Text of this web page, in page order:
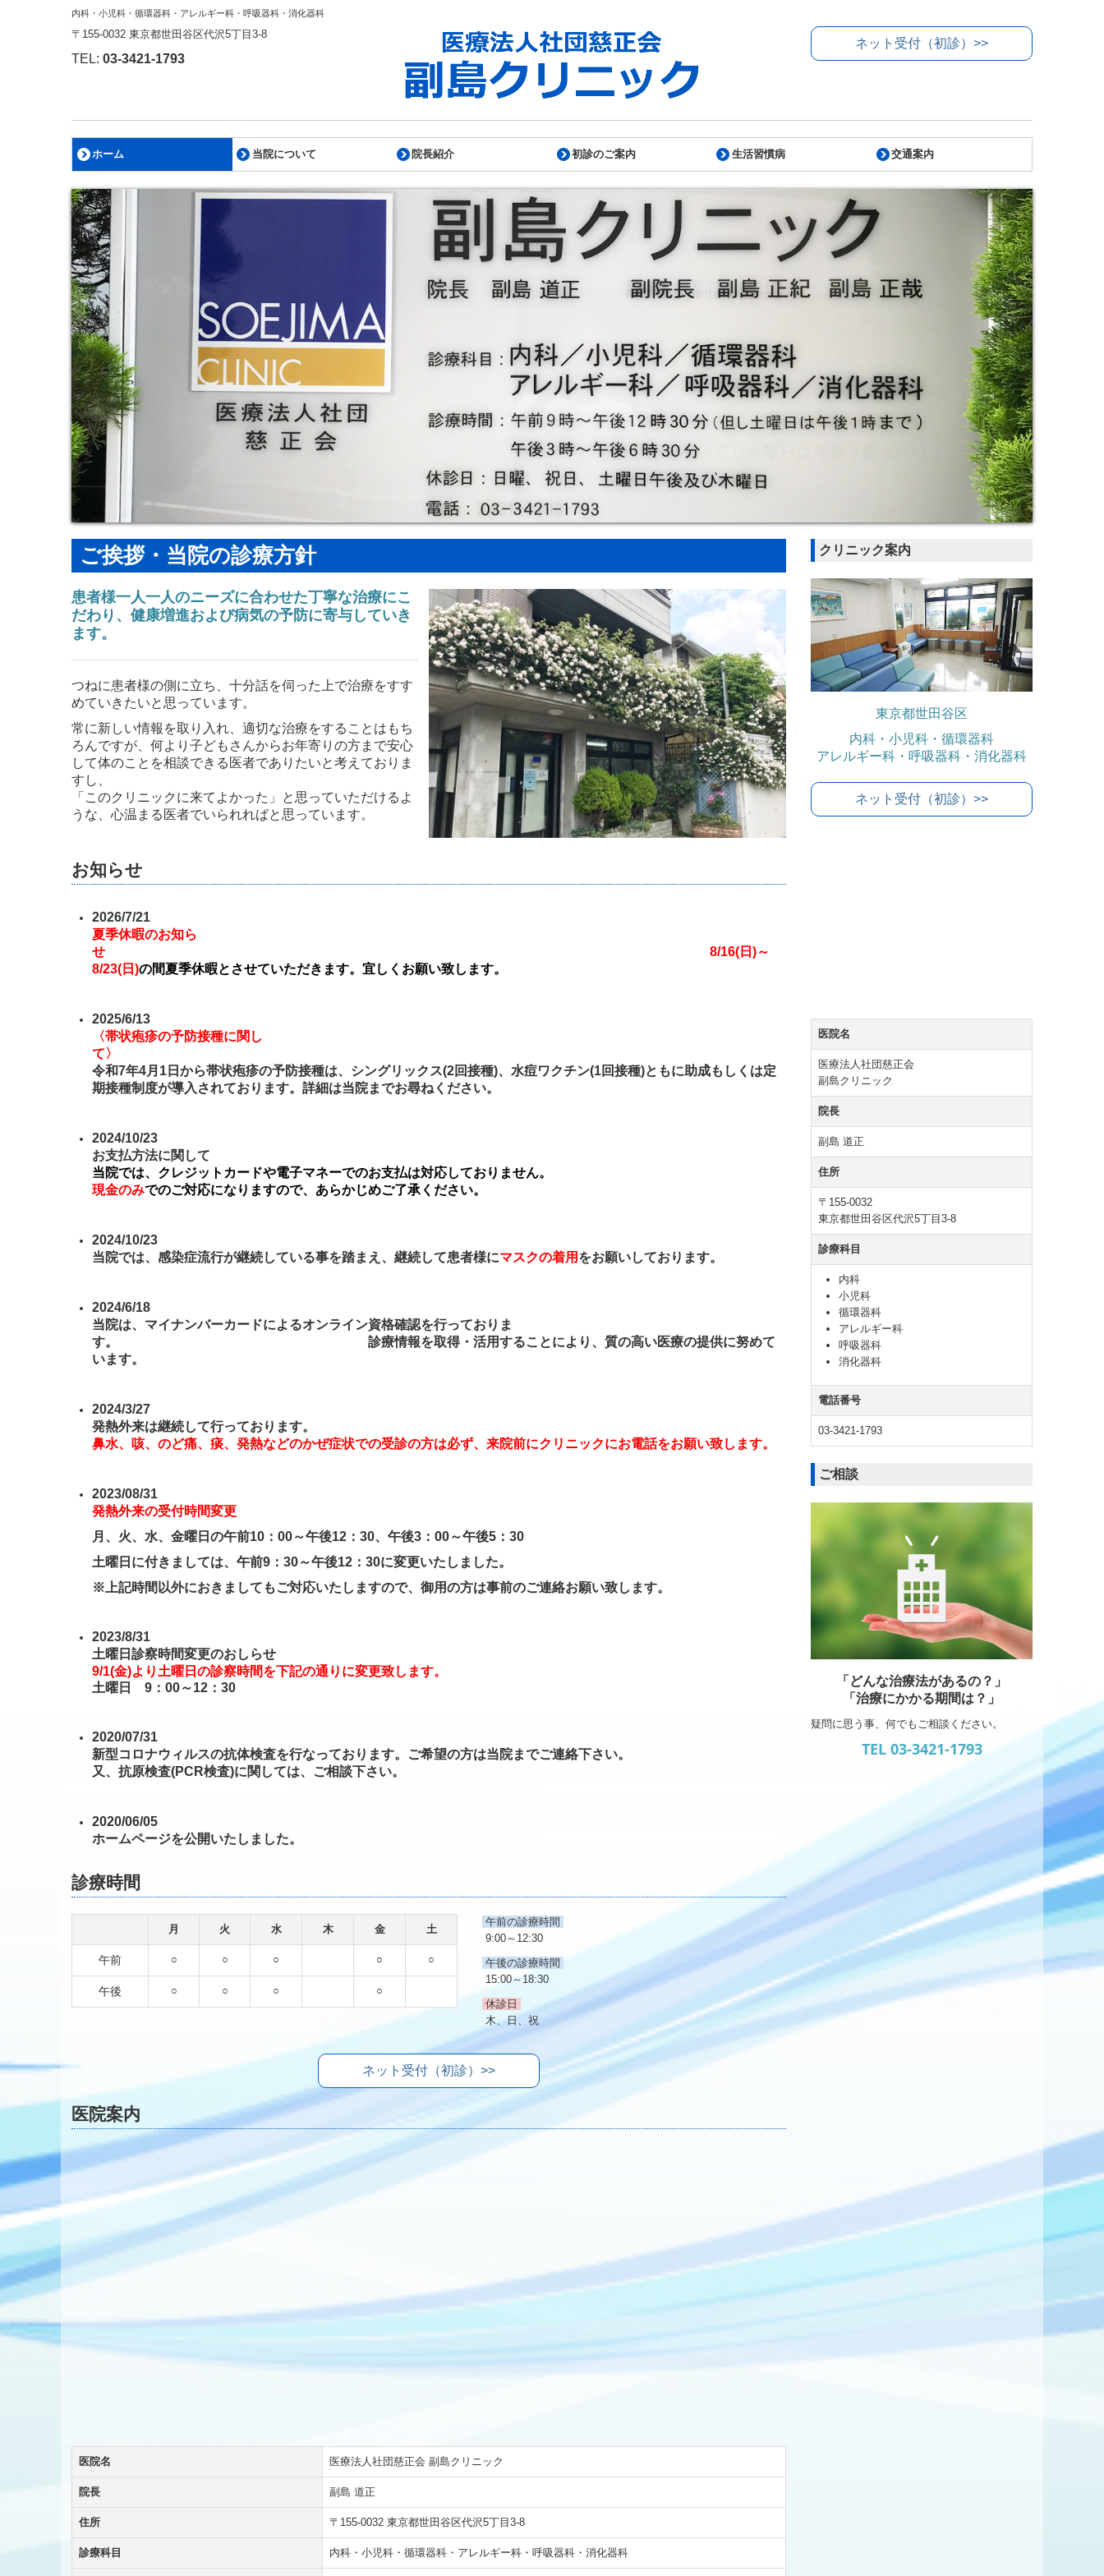
内科・小児科・循環器科・アレルギー科・呼吸器科・消化器科
〒155-0032 東京都世田谷区代沢5丁目3-8
TEL: 03-3421-1793
ネット受付（初診）>>
ホーム 当院について
施設・設備
かかりつけ医として
保険診療における各種加算に関して
自費診療代金
院長紹介 初診のご案内 生活習慣病 交通案内
ご挨拶・当院の診療方針
患者様一人一人のニーズに合わせた丁寧な治療にこ
だわり、健康増進および病気の予防に寄与していき
ます。
つねに患者様の側に立ち、十分話を伺った上で治療をすす
めていきたいと思っています。
常に新しい情報を取り入れ、適切な治療をすることはもち
ろんですが、何より子どもさんからお年寄りの方まで安心
して体のことを相談できる医者でありたいと考えておりま
すし、
「このクリニックに来てよかった」と思っていただけるよ
うな、心温まる医者でいられればと思っています。
お知らせ
2026/7/21
夏季休暇のお知ら
せ 8/16(日)～
8/23(日)の間夏季休暇とさせていただきます。宜しくお願い致します。
2025/6/13
〈帯状疱疹の予防接種に関し
て〉
令和7年4月1日から帯状疱疹の予防接種は、シングリックス(2回接種)、水痘ワクチン(1回接種)ともに助成もしくは定
期接種制度が導入されております。 詳細は当院までお尋ねください。
2024/10/23
お支払方法に関して
当院では、クレジットカードや電子マネーでのお支払は対応しておりません。
現金のみでのご対応になりますので、あらかじめご了承ください。
2024/10/23
当院では、感染症流行が継続している事を踏まえ、継続して患者様にマスクの着用 をお願いしております。
2024/6/18
当院は、マイナンバーカードによるオンライン資格確認を行っておりま
す。 診療情報を取得・活用することにより、質の高い医療の提供に努めて
います。
2024/3/27
発熱外来は継続して行っております。
鼻水、咳、のど痛、痰、発熱などのかぜ症状での受診の方は必ず、来院前にクリニックにお電話をお願い致します。
2023/08/31
発熱外来の受付時間変更
月、火、水、金曜日の午前10：00～午後12：30、午後3：00～午後5：30
土曜日に付きましては、午前9：30～午後12：30に変更いたしました。
※上記時間以外におきましてもご対応いたしますので、御用の方は事前のご連絡お願い致します。
2023/8/31
土曜日診察時間変更のおしらせ
9/1(金)より土曜日の診察時間を下記の通りに変更致します。
土曜日 9：00～12：30
2020/07/31
新型コロナウィルスの抗体検査を行なっております。ご希望の方は当院までご連絡下さい。
又、抗原検査(PCR検査)に関しては、ご相談下さい。
2020/06/05
ホームページを公開いたしました。
診療時間
月 火 水 木 金 土
午前 ○ ○ ○ ○ ○
午後 ○ ○ ○ ○
午前の診療時間
9:00～12:30
午後の診療時間
15:00～18:30
休診日
木、日、祝
ネット受付（初診）>>
医院案内
医院名 医療法人社団慈正会 副島クリニック
院長 副島 道正
住所 〒155-0032 東京都世田谷区代沢5丁目3-8
診療科目 内科・小児科・循環器科・アレルギー科・呼吸器科・消化器科
クリニック案内
東京都世田谷区
内科・小児科・循環器科
アレルギー科・呼吸器科・消化器科
ネット受付（初診）>>
医院名
医療法人社団慈正会
副島クリニック
院長
副島 道正
住所
〒155-0032
東京都世田谷区代沢5丁目3-8
診療科目
内科
小児科
循環器科
アレルギー科
呼吸器科
消化器科
電話番号
03-3421-1793
ご相談
「どんな治療法があるの？」
「治療にかかる期間は？」
疑問に思う事、何でもご相談ください。
TEL 03-3421-1793